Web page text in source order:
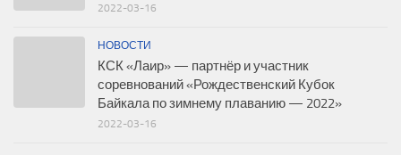
2022-03-16
НОВОСТИ
КСК «Лаир» — партнёр и участник
соревнований «Рождественский Кубок
Байкала по зимнему плаванию — 2022»
2022-03-16